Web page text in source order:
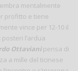
mentalmente
profitto e tiene
vince per 12-10 il
l’ardua
Ottavianipensa di
a mille del ticinese